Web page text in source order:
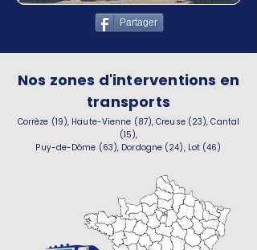
Partager
Nos zones d'interventions en
transports
Corrèze (19), Haute-Vienne (87), Creuse (23), Cantal
(15),
Puy-de-Dôme (63), Dordogne (24), Lot (46)